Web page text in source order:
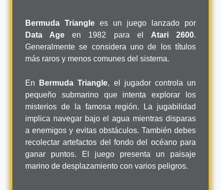
Bermuda Triangle es un juego lanzado por
Data Age en 1982 para el Atari 2600.
Generalmente se considera uno de los títulos
más raros y menos comunes del sistema.
En Bermuda Triangle, el jugador controla un
pequeño submarino que intenta explorar los
misterios de la famosa región. La jugabilidad
implica navegar bajo el agua mientras disparas
a enemigos y evitas obstáculos. También debes
recolectar artefactos del fondo del océano para
ganar puntos. El juego presenta un paisaje
marino de desplazamiento con varios peligros.